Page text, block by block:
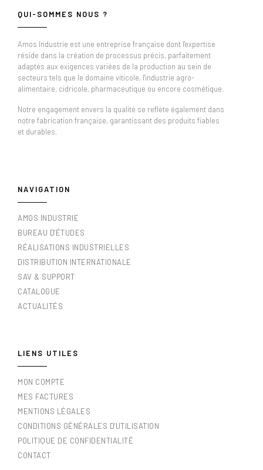
QUI-SOMMES NOUS ?
Amos Industrie est une entreprise française dont l'expertise
réside dans la création de processus précis, parfaitement
adaptés aux exigences variées de la production au sein de
secteurs tels que le domaine viticole, l'industrie agro-
alimentaire, cidricole, pharmaceutique ou encore cosmétique.
Notre engagement envers la qualité se reflète également dans
notre fabrication française, garantissant des produits fiables
et durables.
NAVIGATION
AMOS INDUSTRIE
BUREAU D'ÉTUDES
RÉALISATIONS INDUSTRIELLES
DISTRIBUTION INTERNATIONALE
SAV & SUPPORT
CATALOGUE
ACTUALITÉS
LIENS UTILES
MON COMPTE
MES FACTURES
MENTIONS LÉGALES
CONDITIONS GÉNÉRALES D'UTILISATION
POLITIQUE DE CONFIDENTIALITÉ
CONTACT